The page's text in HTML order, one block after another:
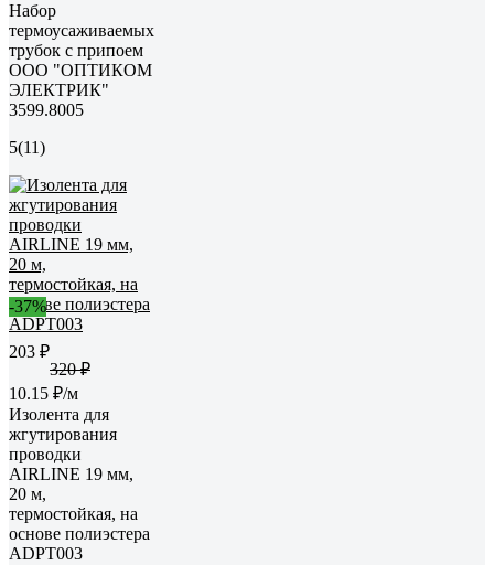
Набор
термоусаживаемых
трубок с припоем
ООО "ОПТИКОМ
ЭЛЕКТРИК"
3599.8005
5(11)
-37%
203 ₽
320 ₽
10.15 ₽/м
Изолента для
жгутирования
проводки
AIRLINE 19 мм,
20 м,
термостойкая, на
основе полиэстера
ADPT003